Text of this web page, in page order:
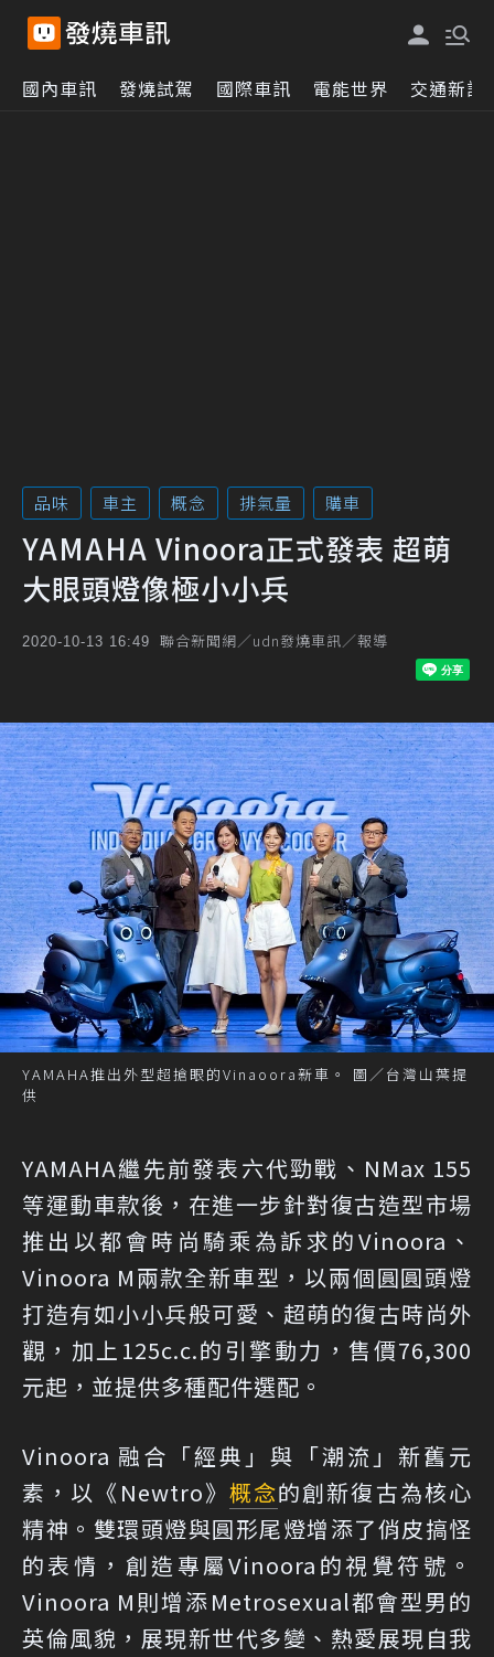
國內車訊 發燒試駕 國際車訊 電能世界 交通新訊
品味 車主 概念 排氣量 購車
YAMAHA Vinoora正式發表 超萌
大眼頭燈像極小小兵
2020-10-13 16:49 聯合新聞網／udn發燒車訊／報導
YAMAHA推出外型超搶眼的Vinaoora新車。 圖／台灣山葉提
供
YAMAHA繼先前發表六代勁戰、NMax 155
等運動車款後，在進一步針對復古造型市場
推出以都會時尚騎乘為訴求的Vinoora、
Vinoora M兩款全新車型，以兩個圓圓頭燈
打造有如小小兵般可愛、超萌的復古時尚外
觀，加上125c.c.的引擎動力，售價76,300
元起，並提供多種配件選配。
Vinoora 融合「經典」與「潮流」新舊元
素，以《Newtro》 概念的創新復古為核心
精神。雙環頭燈與圓形尾燈增添了俏皮搞怪
的表情，創造專屬Vinoora的視覺符號。
Vinoora M則增添Metrosexual都會型男的
英倫風貌，展現新世代多變、熱愛展現自我